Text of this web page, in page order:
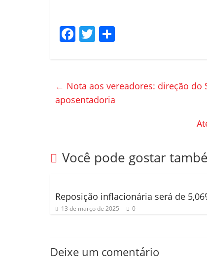
F
e
b
T
er p
← Nota aos vereadores: direção
aposentadoria
Você pode gostar
Reposição inflacionária será de
13 de março de 2025 0
Deixe um comentário